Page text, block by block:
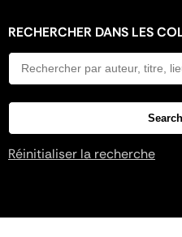
RECHERCHER DANS LES
Réinitialiser la recherche